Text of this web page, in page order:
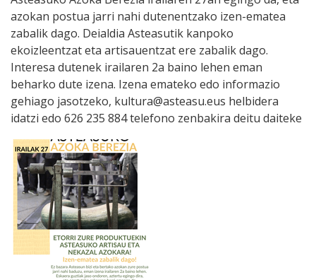
azokan postua jarri nahi dutenentzako izen-ematea
zabalik dago. Deialdia Asteasutik kanpoko
ekoizleentzat eta artisauentzat ere zabalik dago.
Interesa dutenek irailaren 2a baino lehen eman
beharko dute izena. Izena emateko edo informazio
gehiago jasotzeko, kultura@asteasu.eus helbidera
idatzi edo 626 235 884 telefono zenbakira deitu daiteke